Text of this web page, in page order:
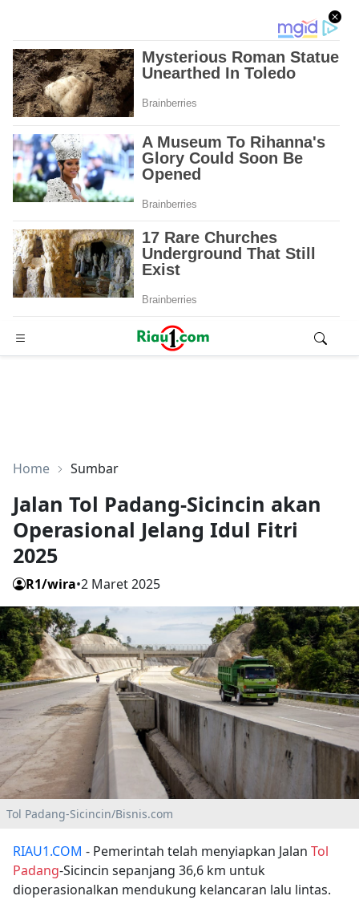
Advertisement
Home Sumbar
Jalan Tol Padang-Sicincin akan
Operasional Jelang Idul Fitri
2025
R1/wira•2 Maret 2025
Tol Padang-Sicincin/Bisnis.com
RIAU1.COM - Pemerintah telah menyiapkan Jalan Tol
Padang-Sicincin sepanjang 36,6 km untuk
dioperasionalkan mendukung kelancaran lalu lintas.